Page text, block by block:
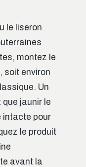
le liseron
montez le
soit environ
Un
jaunir le
intacte pour
le produit
avant la